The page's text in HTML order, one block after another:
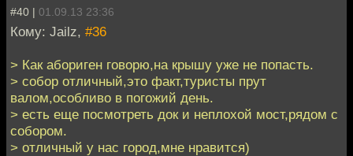
#40 | 01.09.13 23:36
Кому: Jailz, #36
> Как абориген говорю,на крышу уже не попасть.
> собор отличный,это факт,туристы прут
валом,особливо в погожий день.
> есть еще посмотреть док и неплохой мост,рядом с
собором.
> отличный у нас город,мне нравится)